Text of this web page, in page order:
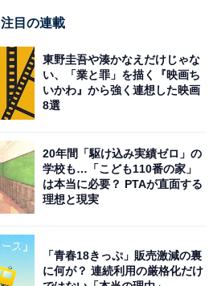
注目の連載
東野圭吾や湊かなえだけじゃな
い、「業と罪」を描く『映画ち
いかわ』から強く連想した映画
8選
20年間「駆け込み実績ゼロ」の
学校も…「こども110番の家」
は本当に必要？ PTAが直面する
理想と現実
「青春18きっぷ」販売激減の裏
に何が？ 連続利用の厳格化だけ